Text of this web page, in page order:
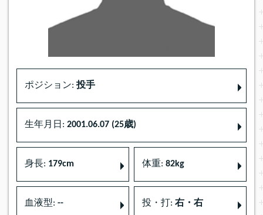
ポジション: 投手
生年月日: 2001.06.07 (25歳)
身長: 179cm 体重: 82kg
血液型: -- 投・打: 右・右